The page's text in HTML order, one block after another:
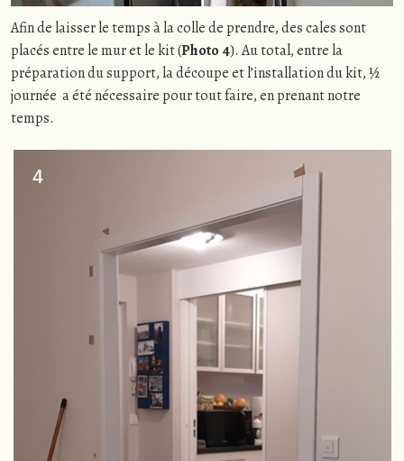
Afin de laisser le temps à la colle de prendre, des cales sont
placés entre le mur et le kit (Photo 4). Au total, entre la
préparation du support, la découpe et l’installation du kit, ½
journée a été nécessaire pour tout faire, en prenant notre
temps.